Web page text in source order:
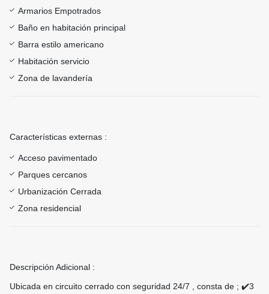
Armarios Empotrados
Baño en habitación principal
Barra estilo americano
Habitación servicio
Zona de lavandería
Características externas :
Acceso pavimentado
Parques cercanos
Urbanización Cerrada
Zona residencial
Descripción Adicional :
Ubicada en circuito cerrado con seguridad 24/7 , consta de ; ✔️3